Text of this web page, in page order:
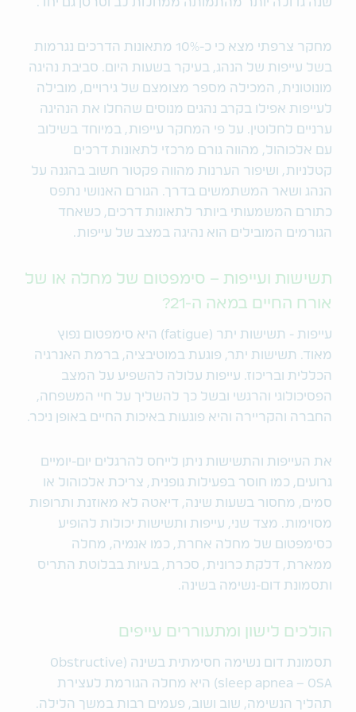
שנה גדולה יותר מהתמותה ממחלות לב וסרטן גם יחד.
מחקר צרפתי מצא כי כ-10% מתאונות הדרכים נגרמות
בשל עייפות של הנהג, בעיקר בשעות היום. סביבת נהיגה
מונוטונית, המכילה מספר מצומצם של גירויים, מובילה
לעייפות אפילו בקרב נהגים מנוסים שהחלו את הנהיגה
ערניים לחלוטין. על פי המחקר עייפות, במיוחד בשילוב
עם אלכוהול, מהווה גורם מרכזי לתאונות דרכים
קטלניות, ושיפור הערנות מהווה פקטור חשוב בהגנה על
הנהג ושאר המשתמשים בדרך. הגורם האנושי נתפס
כתורם המשמעותי ביותר לתאונות דרכים, כשאחד
הגורמים המובילים הוא נהיגה במצב של עייפות.
תשישות ועייפות – סימפטום של מחלה או של
אורח החיים במאה ה-21?
עייפות - תשישות יתר (fatigue) היא סימפטום נפוץ
מאוד. תשישות יתר, פוגעת במוטיבציה, ברמת האנרגיה
הכללית ובריכוז. עייפות עלולה להשפיע על המצב
הפסיכולוגי והרגשי ובשל כך להשליך על חיי המשפחה,
החברה והקריירה והיא פוגעות באיכות החיים באופן ניכר.
את העייפות והתשישות ניתן לייחס להרגלים יום-יומיים
גרועים, כמו חוסר בפעילות גופנית, צריכת אלכוהול או
סמים, מחסור בשעות שינה, דיאטה לא מאוזנת ותרופות
מסוימות. מצד שני, עייפות ותשישות יכולות להופיע
כסימפטום של מחלה אחרת, כמו אנמיה, מחלה
ממארת, דלקת כרונית, סכרת, בעיות בבלוטת התריס
ותסמונת דום-נשימה בשינה.
הולכים לישון ומתעוררים עייפים
תסמונת דום נשימה חסימתית בשינה (Obstructive
sleep apnea – OSA) היא מחלה הגורמת לעצירת
תהליך הנשימה, שוב ושוב, פעמים רבות במשך הלילה.